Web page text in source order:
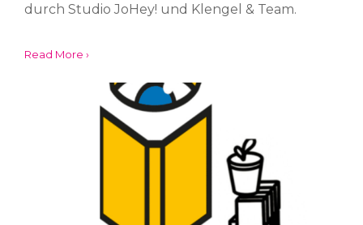
durch Studio JoHey! und Klengel & Team.
Read More ›